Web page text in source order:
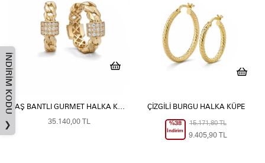
TAŞ BANTLI GURMET HALKA KÜPE
35.140,00 TL
ÇIZGILI BURGU HALKA KÜPE
%38
İndirim
9.405,90 TL
15.171,80 TL
İNDIRIM KODU
❯